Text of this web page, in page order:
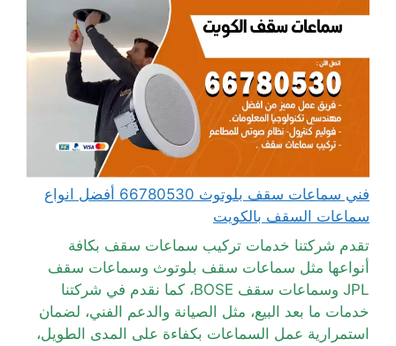
فني سماعات سقف بلوتوث 66780530 أفضل انواع
سماعات السقف بالكويت
تقدم شركتنا خدمات تركيب سماعات سقف بكافة
أنواعها مثل سماعات سقف بلوتوث وسماعات سقف
JPL وسماعات سقف BOSE، كما نقدم في شركتنا
خدمات ما بعد البيع، مثل الصيانة والدعم الفني، لضمان
استمرارية عمل السماعات بكفاءة على المدى الطويل،